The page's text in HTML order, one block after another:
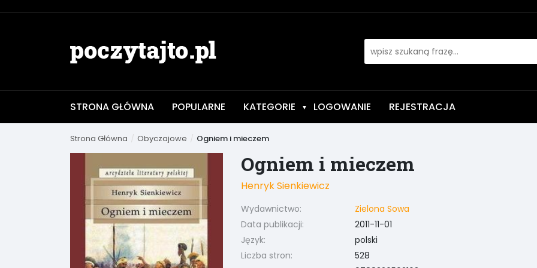
STRONA GŁÓWNA POPULARNE KATEGORIE ▼ LOGOWANIE REJESTRACJA
Strona Główna Obyczajowe Ogniem i mieczem
Ogniem i mieczem
Henryk Sienkiewicz
Wydawnictwo:
Zielona Sowa
Data publikacji:
2011-11-01
Język:
polski
Liczba stron:
528